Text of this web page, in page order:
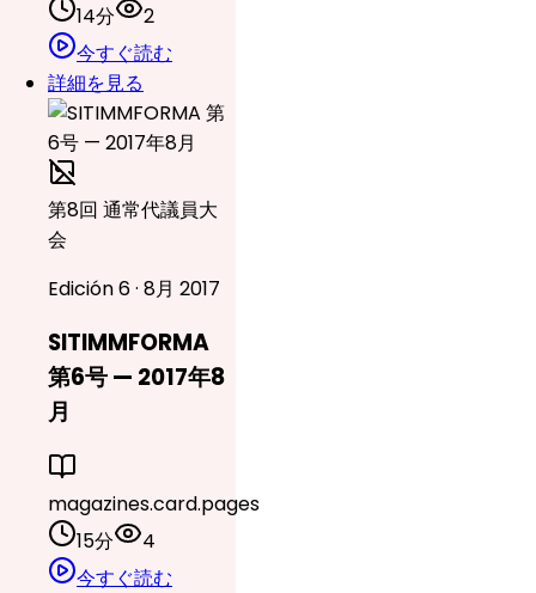
14分
2
今すぐ読む
詳細を見る
第8回 通常代議員大
会
Edición 6 · 8月 2017
SITIMMFORMA
第6号 — 2017年8
月
magazines.card.pages
15分
4
今すぐ読む